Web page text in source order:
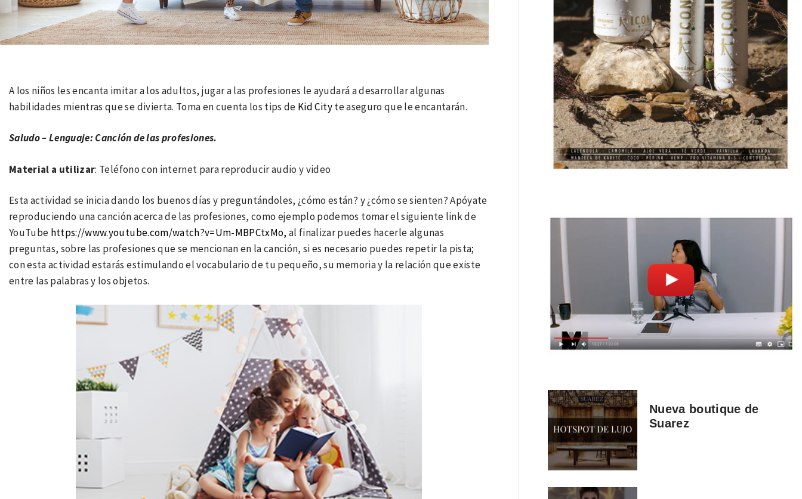
A los niños les encanta imitar a los adultos, jugar a las profesiones le ayudará a desarrollar algunas
habilidades mientras que se divierta. Toma en cuenta los tips de KidCityte aseguro que le encantarán.
Saludo – Lenguaje: Canción de las profesiones.
Material a utilizar: Teléfono con internet para reproducir audio y video
Esta actividad se inicia dando los buenos días y preguntándoles, ¿cómo están? y ¿cómo se sienten? Apóyate
reproduciendo una canción acerca de las profesiones, como ejemplo podemos tomar el siguiente link de
YouTube https://www.youtube.com/watch?v=Um-MBPCtxMo, al finalizar puedes hacerle algunas
preguntas, sobre las profesiones que se mencionan en la canción, si es necesario puedes repetir la pista;
con esta actividad estarás estimulando el vocabulario de tu pequeño, su memoria y la relación que existe
entre las palabras y los objetos.
Nueva boutique de
Suarez